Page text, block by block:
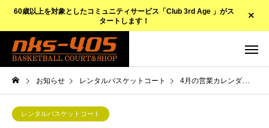
60歳以上を対象としたコミュニティサービス「Club 3rd Age 」がス
タートします！
お知らせ レンタルバスケットコート 4月の営業カレンダー🌸
レンタルバスケットコート